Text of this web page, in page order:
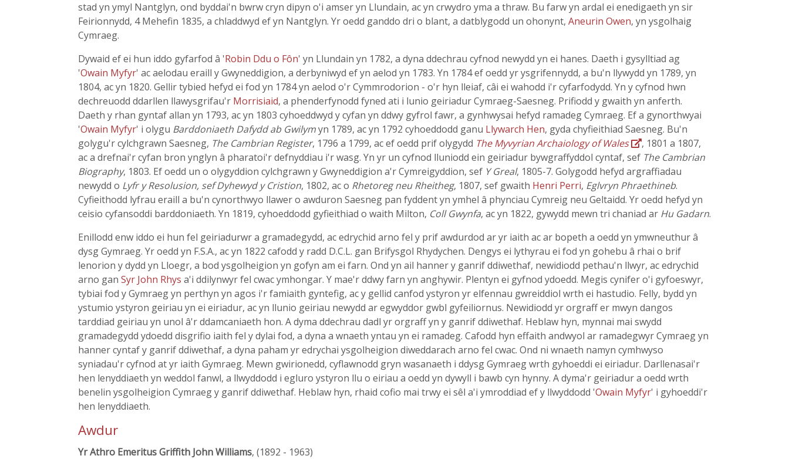
stad yn ymyl Nantglyn, ond byddai'n bwrw cryn dipyn o'i amser yn Llundain, ac yn crwydro yma a thraw. Bu farw yn ardal ei enedigaeth yn sir
Feirionnydd, 4 Mehefin 1835, a chladdwyd ef yn Nantglyn. Yr oedd ganddo dri o blant, a datblygodd un ohonynt, Aneurin Owen, yn ysgolhaig
Cymraeg.
Dywaid ef ei hun iddo gyfarfod â 'Robin Ddu o Fôn' yn Llundain yn 1782, a dyna ddechrau cyfnod newydd yn ei hanes. Daeth i gysylltiad ag
'Owain Myfyr' ac aelodau eraill y Gwyneddigion, a derbyniwyd ef yn aelod yn 1783. Yn 1784 ef oedd yr ysgrifennydd, a bu'n llywydd yn 1789, yn
1804, ac yn 1820. Gellir tybied hefyd ei fod yn 1784 yn aelod o'r Cymmrodorion - o'r hyn lleiaf, câi ei wahodd i'r cyfarfodydd. Yn y cyfnod hwn
dechreuodd ddarllen llawysgrifau'r Morrisiaid, a phenderfynodd fyned ati i lunio geiriadur Cymraeg-Saesneg. Prifiodd y gwaith yn anferth.
Daeth y rhan gyntaf allan yn 1793, ac yn 1803 cyhoeddwyd y cyfan yn ddwy gyfrol fawr, a gynhwysai hefyd ramadeg Cymraeg. Ef a gynorthwyai
'Owain Myfyr' i olygu Barddoniaeth Dafydd ab Gwilymyn 1789, ac yn 1792 cyhoeddodd ganu Llywarch Hen, gyda chyfieithiad Saesneg. Bu'n
golygu'r cylchgrawn Saesneg, The Cambrian Register, 1796 a 1799, ac ef oedd prif olygydd The Myvyrian Archaiology of Wales
, 1801 a 1807,
ac a drefnai'r cyfan bron ynglyn â pharatoi'r defnyddiau i'r wasg. Yn yr un cyfnod lluniodd ein geiriadur bywgraffyddol cyntaf, sef The Cambrian
Biography, 1803. Ef oedd un o olygyddion cylchgrawn y Gwyneddigion a'r Cymreigyddion, sef Y Greal, 1805-7. Golygodd hefyd argraffiadau
newydd o Lyfr y Resolusion, sef Dyhewyd y Cristion, 1802, ac o Rhetoreg neu Rheitheg, 1807, sef gwaith Henri Perri, Eglvryn Phraethineb.
Cyfieithodd lyfrau eraill a bu'n cynorthwyo llawer o awduron Saesneg pan fyddent yn ymhel â phynciau Cymreig neu Geltaidd. Yr oedd hefyd yn
ceisio cyfansoddi barddoniaeth. Yn 1819, cyhoeddodd gyfieithiad o waith Milton, Coll Gwynfa, ac yn 1822, gywydd mewn tri chaniad ar Hu Gadarn.
Enillodd enw iddo ei hun fel geiriadurwr a gramadegydd, ac edrychid arno fel y prif awdurdod ar yr iaith ac ar bopeth a oedd yn ymwneuthur â
dysg Gymraeg. Yr oedd yn F.S.A., ac yn 1822 cafodd y radd D.C.L. gan Brifysgol Rhydychen. Dengys ei lythyrau ei fod yn gohebu â rhai o brif
lenorion y dydd yn Lloegr, a bod ysgolheigion yn gofyn am ei farn. Ond yn ail hanner y ganrif ddiwethaf, newidiodd pethau'n llwyr, ac edrychid
arno gan Syr John Rhys a'i ddilynwyr fel cwac ymhongar. Y mae'r ddwy farn yn anghywir. Plentyn ei gyfnod ydoedd. Megis cynifer o'i gyfoeswyr,
tybiai fod y Gymraeg yn perthyn yn agos i'r famiaith gyntefig, ac y gellid canfod ystyron yr elfennau gwreiddiol wrth ei hastudio. Felly, bydd yn
ystumio ystyron geiriau yn ei eiriadur, ac yn llunio geiriau newydd ar egwyddor gwbl gyfeiliornus. Newidiodd yr orgraff er mwyn dangos
tarddiad geiriau yn unol â'r ddamcaniaeth hon. A dyma ddechrau dadl yr orgraff yn y ganrif ddiwethaf. Heblaw hyn, mynnai mai swydd
gramadegydd ydoedd disgrifio iaith fel y dylai fod, a dyna a wnaeth yntau yn ei ramadeg. Cafodd hyn effaith andwyol ar ramadegwyr Cymraeg yn
hanner cyntaf y ganrif ddiwethaf, a dyna paham yr edrychai ysgolheigion diweddarach arno fel cwac. Ond ni wnaeth namyn cymhwyso
syniadau'r cyfnod at yr iaith Gymraeg. Mewn gwirionedd, cyflawnodd gryn wasanaeth i ddysg Gymraeg wrth gyhoeddi ei eiriadur. Darllenasai'r
hen lenyddiaeth yn weddol fanwl, a llwyddodd i egluro ystyron llu o eiriau a oedd yn dywyll i bawb cyn hynny. A dyma'r geiriadur a oedd wrth
benelin ysgolheigion Cymraeg y ganrif ddiwethaf. Heblaw hyn, rhaid cofio mai trwy ei sêl a'i ymroddiad ef y llwyddodd 'Owain Myfyr' i gyhoeddi'r
hen lenyddiaeth.
Awdur
Yr Athro Emeritus Griffith John Williams, (1892 - 1963)